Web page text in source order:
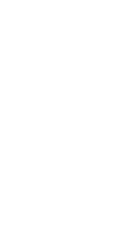
le finestre di
la continuità
il ripristino immediato e
interruzioni, i sistemi
la stabilità
Vinchin
e Ripristino?